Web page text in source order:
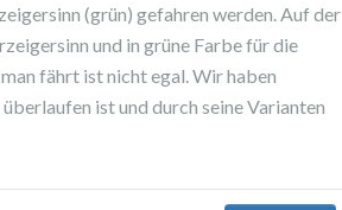
(grün) gefahren werden. Auf der
und in grüne Farbe für die
fährt ist nicht egal. Wir haben
ist und durch seine Varianten